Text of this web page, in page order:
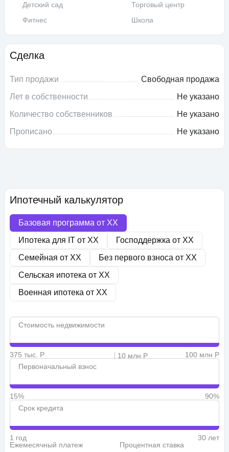
Детский сад
Торговый центр
Фитнес
Школа
Сделка
Тип продажи
Свободная продажа
Лет в собственности
Не указано
Количество собственников
Не указано
Прописано
Не указано
Ипотечный калькулятор
Базовая программа от XX
Ипотека для IT от XX Господдержка от XX
Семейная от XX Без первого взноса от XX
Сельская ипотека от XX
Военная ипотека от XX
Стоимость недвижимости
375 тыс. Р 10 млн Р
100 млн Р
Первоначальный взнос
15%
90%
Срок кредита
1 год
30 лет
Ежемесячный платеж
Процентная ставка